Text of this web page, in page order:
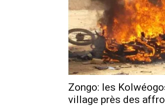
Zongo: les
village près des